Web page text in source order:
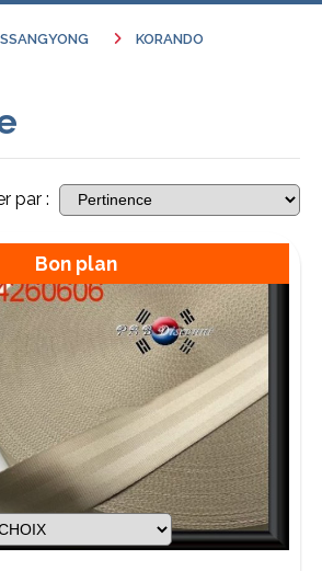
SSANGYONG
KORANDO
par :
Bon plan